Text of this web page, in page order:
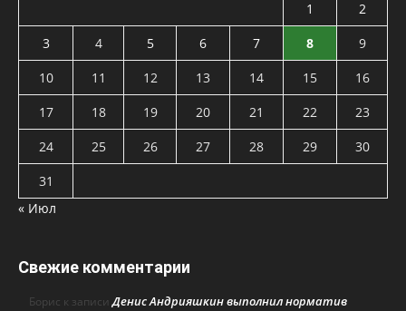
1
2
3
4 5 6 7 8
9
10
11 12 13 14 15
16
17
18 19 20 21 22
23
24
25 26 27 28 29
30
31
« Июл
Свежие комментарии
Борис к записиДенис Андрияшкин выполнил норматив